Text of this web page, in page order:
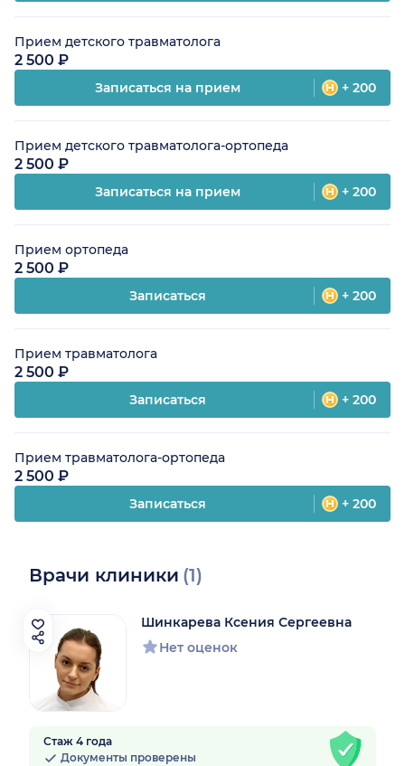
Прием детского травматолога
2 500 ₽
Записаться на прием + 200
Прием детского травматолога-ортопеда
2 500 ₽
Записаться на прием + 200
Прием ортопеда
2 500 ₽
Записаться + 200
Прием травматолога
2 500 ₽
Записаться + 200
Прием травматолога-ортопеда
2 500 ₽
Записаться + 200
Врачи клиники (1)
Шинкарева Ксения Сергеевна
Нет оценок
Стаж 4 года
Документы проверены